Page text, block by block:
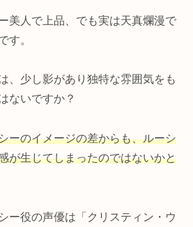
美人で上品、でも実は天真爛漫で
す。
、少し影があり独特な雰囲気をも
ないですか？
ーのイメージの差からも、ルーシ
が生じてしまったのではないかと
ー役の声優は「クリスティン・ウ